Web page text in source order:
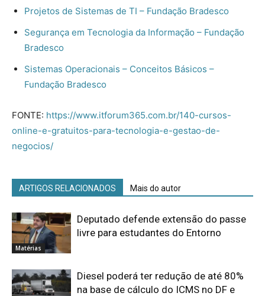
Projetos de Sistemas de TI – Fundação Bradesco
Segurança em Tecnologia da Informação – Fundação
Bradesco
Sistemas Operacionais – Conceitos Básicos –
Fundação Bradesco
FONTE: https://www.itforum365.com.br/140-cursos-
online-e-gratuitos-para-tecnologia-e-gestao-de-
negocios/
ARTIGOS RELACIONADOS Mais do autor
Matérias
Deputado defende extensão do passe
livre para estudantes do Entorno
Diesel poderá ter redução de até 80%
na base de cálculo do ICMS no DF e